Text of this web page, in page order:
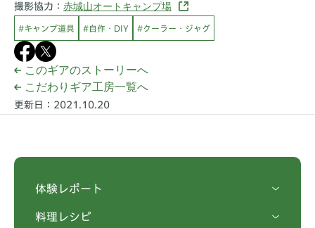
撮影協力： 赤城山オートキャンプ場
#キャンプ道具 #自作・DIY #クーラー・ジャグ
このギアのストーリーへ
こだわりギア工房一覧へ
更新日：2021.10.20
体験レポート
料理レシピ